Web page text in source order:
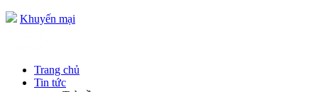
Khuyến mại
Trang chủ
Tin tức